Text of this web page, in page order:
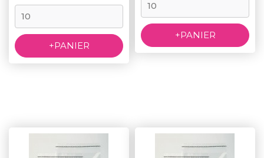
+PANIER
+PANIER